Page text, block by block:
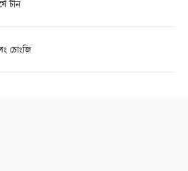
চীন
চোংজি